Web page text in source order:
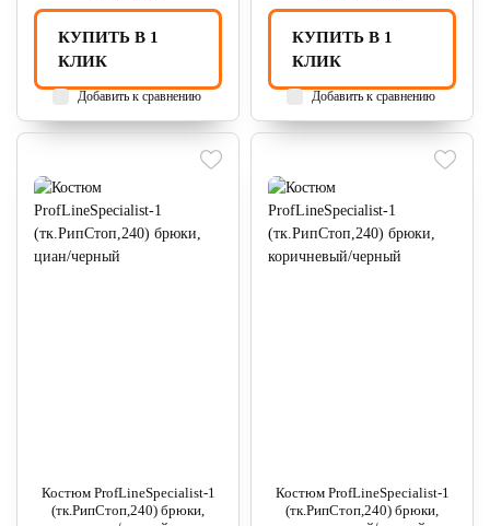
КУПИТЬ В 1
КЛИК
Добавить к сравнению
КУПИТЬ В 1
КЛИК
Добавить к сравнению
Костюм ProfLineSpecialist-1
(тк.РипСтоп,240) брюки,
Костюм ProfLineSpecialist-1
(тк.РипСтоп,240) брюки,